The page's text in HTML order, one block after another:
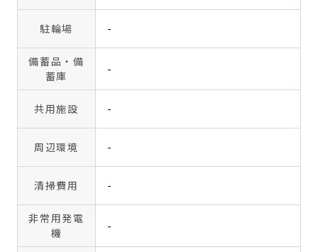
駐輪場 -
備蓄品・備
蓄庫
-
共用施設 -
周辺環境 -
清掃費用 -
非常用発電
機
-